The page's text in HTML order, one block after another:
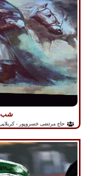
شب
حاج مرتضی خسروپور -